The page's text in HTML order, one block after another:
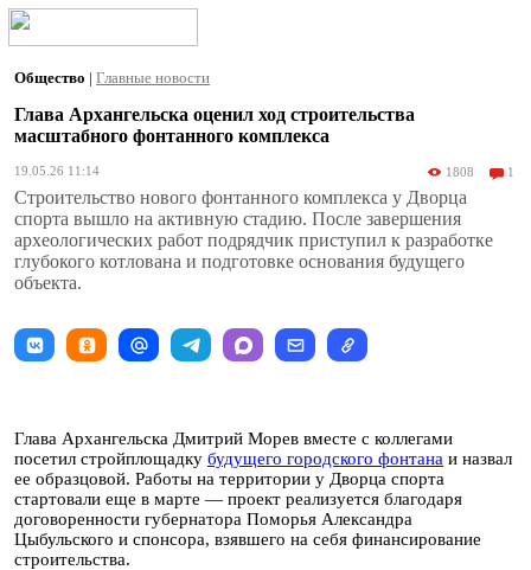
Общество | Главные новости
Глава Архангельска оценил ход строительства
масштабного фонтанного комплекса
19.05.26 11:14 1808 1
Строительство нового фонтанного комплекса у Дворца
спорта вышло на активную стадию. После завершения
археологических работ подрядчик приступил к разработке
глубокого котлована и подготовке основания будущего
объекта.
Глава Архангельска Дмитрий Морев вместе с коллегами
посетил стройплощадку будущего городского фонтана и назвал
ее образцовой. Работы на территории у Дворца спорта
стартовали еще в марте — проект реализуется благодаря
договоренности губернатора Поморья Александра
Цыбульского и спонсора, взявшего на себя финансирование
строительства.